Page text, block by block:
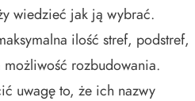
wiedzieć jak ją wybrać.
ilość stref, podstref,
rozbudowania.
uwagę to, że ich nazwy